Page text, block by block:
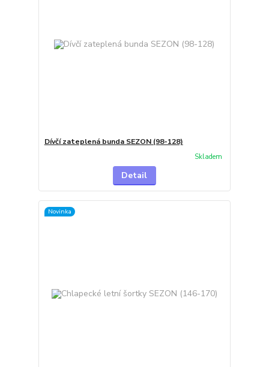
Dívčí zateplená bunda SEZON (98-128)
Skladem
Detail
Novinka